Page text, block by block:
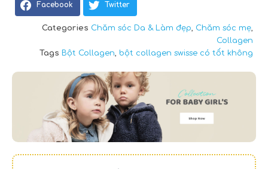
Facebook Twitter
Categories Chăm sóc Da & Làm đẹp Chăm sóc mẹ
Collagen
Tags Bột Collagen bột collagen swisse có tốt không